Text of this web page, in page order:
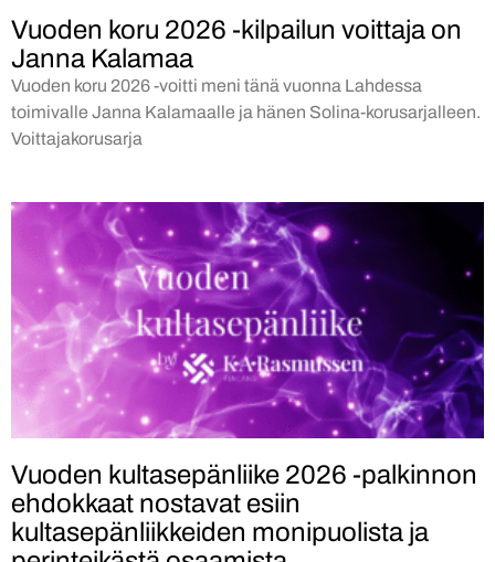
Vuoden koru 2026 -kilpailun voittaja on
Janna Kalamaa
Vuoden koru 2026 -voitti meni tänä vuonna Lahdessa
toimivalle Janna Kalamaalle ja hänen Solina-korusarjalleen.
Voittajakorusarja
Vuoden kultasepänliike 2026 -palkinnon
ehdokkaat nostavat esiin
kultasepänliikkeiden monipuolista ja